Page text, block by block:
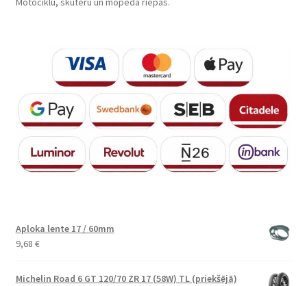
Aploka lente 17 / 60mm
9,68 €
Michelin Road 6 GT 120/70 ZR 17 (58W) TL (priekšējā)